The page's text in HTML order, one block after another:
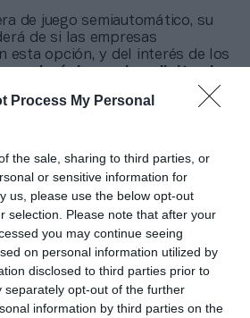
Process My Personal
the sale, sharing to third parties, or
or sensitive information for
us, please use the below opt-out
selection. Please note that after your
you may continue seeing
on personal information utilized by
disclosed to third parties prior to
separately opt-out of the further
information by third parties on the
de juego semiautomático, su
de si las empresas
esta opción, y del interés de los
con las últimas noticias de actualidad.
ACTIVAR AHORA
Imprimir